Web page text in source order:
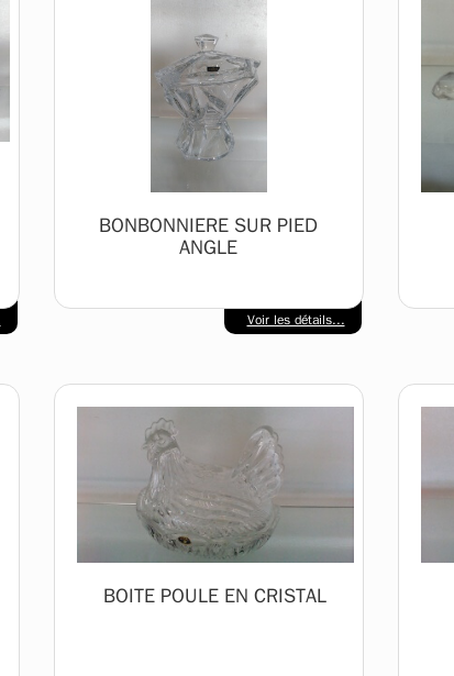
BONBONNIERE SUR PIED
ANGLE
Voir les détails...
BOITE POULE EN CRISTAL